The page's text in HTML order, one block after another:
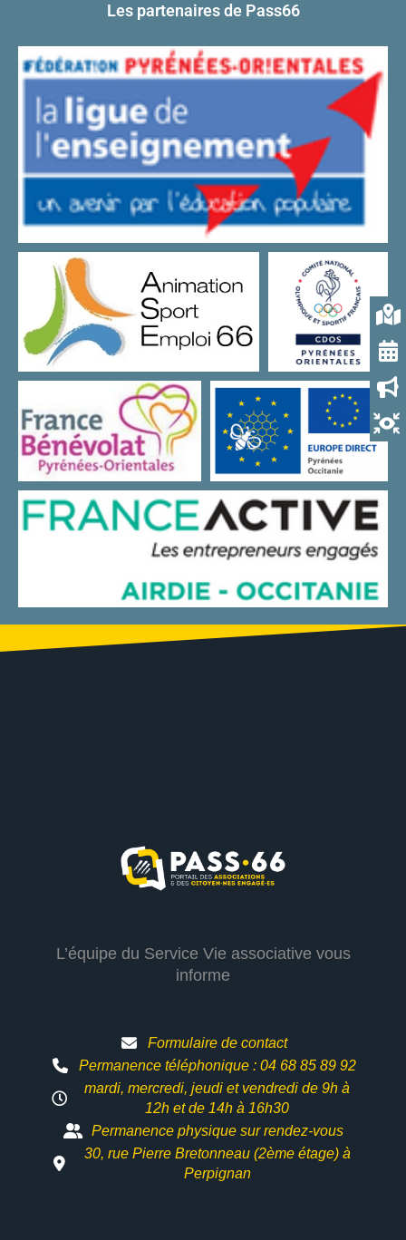
Les partenaires de Pass66
L’équipe du Service Vie associative vous
informe
Formulaire de contact
Permanence téléphonique : 04 68 85 89 92
mardi, mercredi, jeudi et vendredi de 9h à
12h etde 14h à 16h30
Permanence physique sur rendez-vous
30, rue Pierre Bretonneau (2ème étage) à
Perpignan